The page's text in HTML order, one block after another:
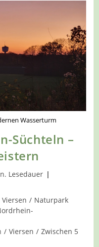
Wasserturm
Süchteln –
Lesedauer
Viersen / Naturpark
/ Viersen / Zwischen 5